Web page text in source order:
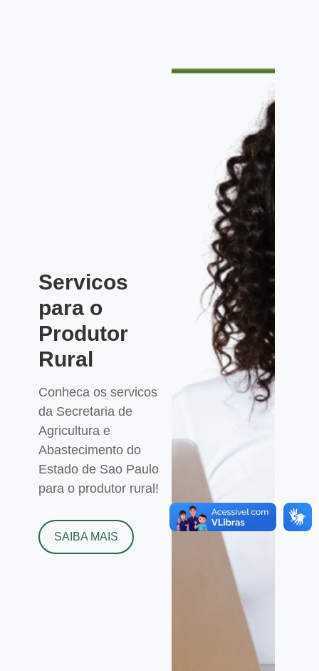
Servicos
para o
Produtor
Rural
Conheca os servicos
da Secretaria de
Agricultura e
Abastecimento do
Estado de Sao Paulo
para o produtor rural!
SAIBA MAIS